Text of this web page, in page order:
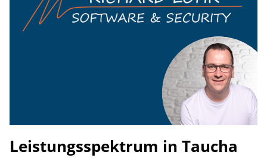
Leistungsspektrum in Taucha